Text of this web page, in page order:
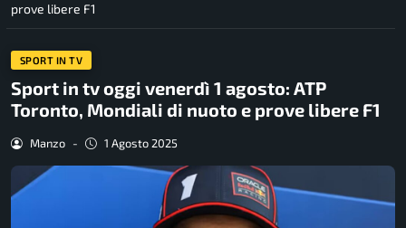
prove libere F1
SPORT IN TV
Sport in tv oggi venerdì 1 agosto: ATP
Toronto, Mondiali di nuoto e prove libere F1
Manzo - 1 Agosto 2025